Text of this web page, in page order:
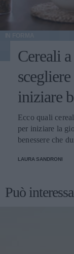
Cereali
iniziare
Ecco quali
per iniziare la
benessere che
LAURA SANDRONI
Può